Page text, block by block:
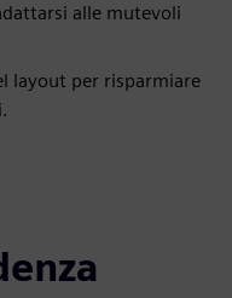
alle mutevoli
layout per risparmiare